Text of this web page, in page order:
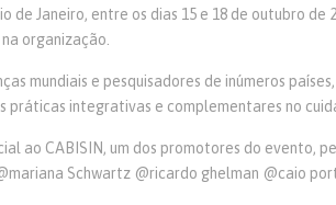
de Janeiro, entre os dias 15 e 18 de outubro
organização.
mundiais e pesquisadores de inúmeros
práticas integrativas e complementares no
ao CABISIN, um dos promotores do evento,
Schwartz @ricardo ghelman @caio